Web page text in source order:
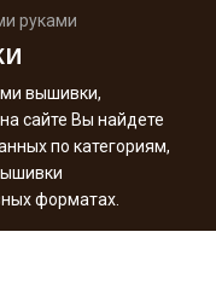
руками
вышивки,
сайте Вы найдете
по категориям,
форматах.